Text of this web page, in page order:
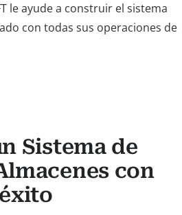
le ayude a construir el sistema
con todas sus operaciones de
Sistema de
con